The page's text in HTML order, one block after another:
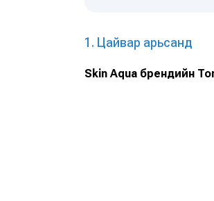
1. Цайвар арьсанд
Skin Aqua брендийн